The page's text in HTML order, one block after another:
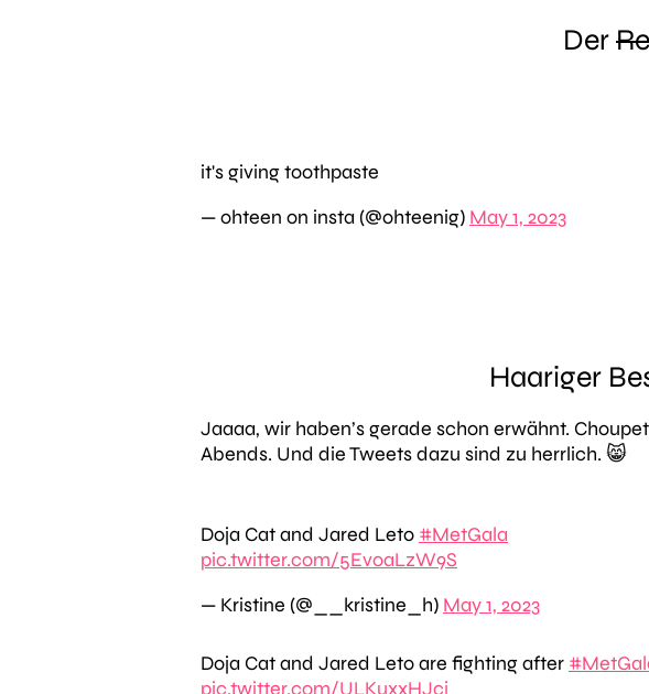
Der
it's giving toothpaste
— ohteen on insta (@ohteenig) May 1, 2023
Haariger
Jaaaa, wir haben’s gerade schon erwähnt.
Abends. Und die Tweets dazu sind zu herrlich. 😸
Doja Cat and Jared Leto #MetGala
pic.twitter.com/5EvoaLzW9S
— Kristine (@__kristine_h) May 1, 2023
Doja Cat and Jared Leto are fighting after
pic.twitter.com/ULKuxxHJcj